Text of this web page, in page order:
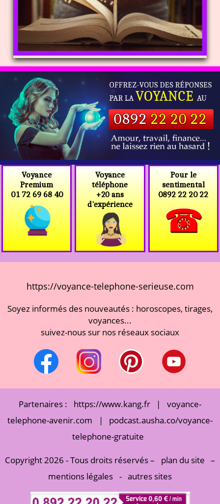
Voyance
Premium
01 72 69 68 40
Voyance
téléphone
+20 ans
d'expérience
Pour le
sentimental
0892 22 20 22
https://voyance-telephone-serieuse.com
Soyez informés des nouveautés : horoscopes, tirages,
voyances...
suivez-nous sur nos réseaux sociaux
Partenaires : https://www.kang.fr |
voyance-
telephone-avenir.com
|
podcast.ausha.co/voyance-
telephone-gratuite
Copyright 2026 - Tous droits réservés – plan du site –
mentions légales - autres sites